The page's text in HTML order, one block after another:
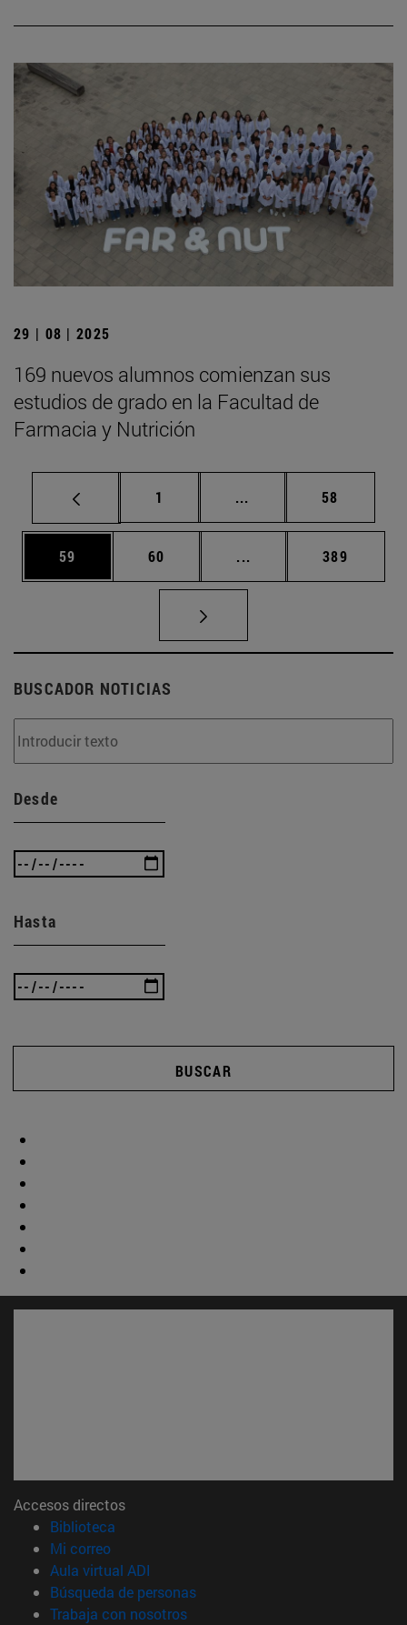
29 | 08 | 2025
169 nuevos alumnos comienzan sus
estudios de grado en la Facultad de
Farmacia y Nutrición
Página
1 ... Páginas intermedias
Página
58
Página
59 Página
60 ... Páginas intermedias
Página
389
BUSCADOR NOTICIAS
Desde
Hasta
BUSCAR
Accesos directos
Biblioteca
Mi correo(abre en nueva ventana)
Aula virtual ADI
Búsqueda de personas(abre en nueva ventana)
Trabaja con nosotros(abre en nueva ventana)